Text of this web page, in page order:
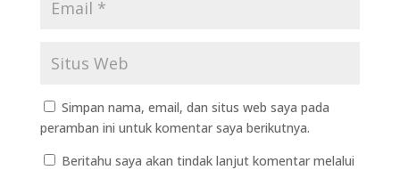
Simpan nama, email, dan situs web saya pada
peramban ini untuk komentar saya berikutnya.
Beritahu saya akan tindak lanjut komentar melalui